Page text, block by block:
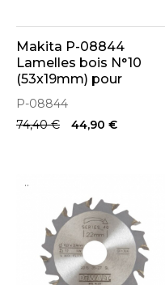
Makita P-08844
Lamelles bois N°10
(53x19mm) pour
lamelleuse 1000p
P-08844
74,40 €
44,90 €
..